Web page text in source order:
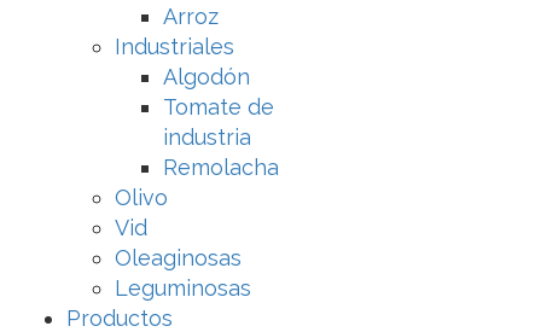
Arroz
Industriales
Algodón
Tomate de
industria
Remolacha
Olivo
Vid
Oleaginosas
Leguminosas
Productos